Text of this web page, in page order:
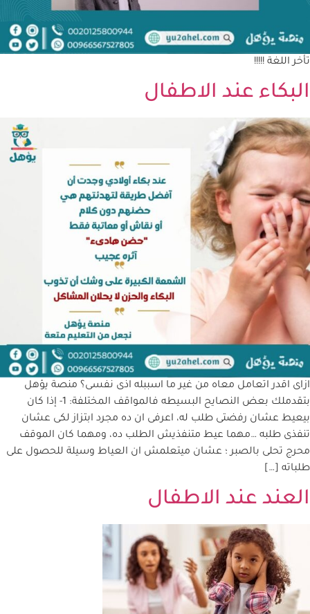
تأخر اللغة !!!!!
البكاء عند الاطفال
ازاى اقدر اتعامل معاه من غير ما اسببله اذى نفسى؟ منصة يؤهل
بتقدملك بعض النصايح البسيطه فالمواقف المختلفة: 1- إذا كان
بيعيط عشان رفضتى طلب له، اعرفى ان ده مجرد ابتزاز لكى عشان
تنفذى طلبه …مهما عيط متنفذيش الطلب ده، ومهما كان الموقف
محرج تحلى بالصبر ؛ عشان ميتعلمش ان العياط وسيلة للحصول على
طلباته […]
العند عند الاطفال